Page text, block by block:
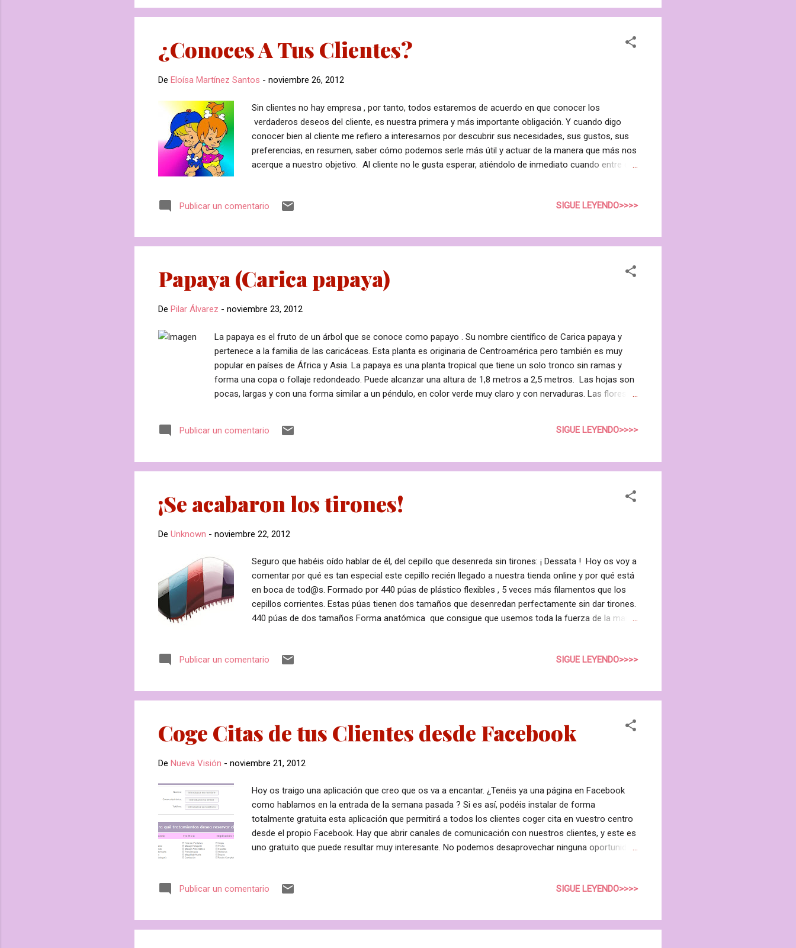
orgánico es rico en ácidos grasos que aceleran el ritmo de regeneración y reparación celulares. Es
el regenerados de la piel más pote...
¿Conoces A Tus Clientes?
De Eloísa Martínez Santos - noviembre 26, 2012
Sin clientes no hay empresa , por tanto, todos estaremos de acuerdo en que conocer los
verdaderos deseos del cliente, es nuestra primera y más importante obligación. Y cuando digo
conocer bien al cliente me refiero a interesarnos por descubrir sus necesidades, sus gustos, sus
preferencias, en resumen, saber cómo podemos serle más útil y actuar de la manera que más nos
acerque a nuestro objetivo. Al cliente no le gusta esperar, atiéndolo de inmediato cuando entre en
estuviera dentro de tus posibilidades, acompáñalo durante el tiempo de espera. Tendrás el éxito
averiguar qué quiere realmente y lo consigues mejorar. No te adelantes a proponer creyendo que
ya s...
Publicar un comentario SIGUE LEYENDO>>>>
Papaya (Carica papaya)
De Pilar Álvarez - noviembre 23, 2012
La papaya es el fruto de un árbol que se conoce como papayo . Su nombre científico de Carica papaya y
pertenece a la familia de las caricáceas. Esta planta es originaria de Centroamérica pero también es muy
popular en países de África y Asia. La papaya es una planta tropical que tiene un solo tronco sin ramas y
forma una copa o follaje redondeado. Puede alcanzar una altura de 1,8 metros a 2,5 metros. Las hojas son
pocas, largas y con una forma similar a un péndulo, en color verde muy claro y con nervaduras. Las flores
peso de 500 gramos en promedio pero en algunos casos pueden llegar a pesar varios kilos un sola papaya .
su alto contenido en v...
Publicar un comentario SIGUE LEYENDO>>>>
¡Se acabaron los tirones!
De Unknown - noviembre 22, 2012
Seguro que habéis oído hablar de él, del cepillo que desenreda sin tirones: ¡ Dessata ! Hoy os voy a
comentar por qué es tan especial este cepillo recién llegado a nuestra tienda online y por qué está
en boca de tod@s. Formado por 440 púas de plástico flexibles , 5 veces más filamentos que los
cepillos corrientes. Estas púas tienen dos tamaños que desenredan perfectamente sin dar tirones.
440 púas de dos tamaños Forma anatómica que consigue que usemos toda la fuerza de la mano
dañan. Anatómico Ideal para todo tipo de cabellos: Grueso y abundante: notarás cómo el cepillo se
cómo dejas de perder tanto pelo con cada cepillado. Es mucho más del...
Publicar un comentario SIGUE LEYENDO>>>>
Coge Citas de tus Clientes desde Facebook
De Nueva Visión - noviembre 21, 2012
Hoy os traigo una aplicación que creo que os va a encantar. ¿Tenéis ya una página en Facebook
como hablamos en la entrada de la semana pasada ? Si es así, podéis instalar de forma
totalmente gratuita esta aplicación que permitirá a todos los clientes coger cita en vuestro centro
desde el propio Facebook. Hay que abrir canales de comunicación con nuestros clientes, y este es
uno gratuito que puede resultar muy interesante. No podemos desaprovechar ninguna oportunidad
podernos poner en contacto con él, le deja elegir entre los tratamientos que ofrecemos en
peticiones de cita. Una vez recibamos el correo solo queda comprobar la disponibilidad en nuestra
agenda y confirmar la cita ...
Publicar un comentario SIGUE LEYENDO>>>>